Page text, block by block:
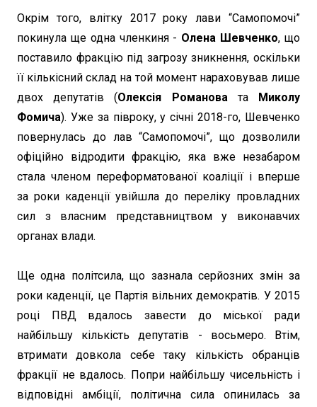
Окрім того, влітку 2017 року лави “Самопомочі”
покинула ще одна членкиня - Олена Шевченко, що
поставило фракцію під загрозу зникнення, оскільки
її кількісний склад на той момент нараховував лише
двох депутатів (Олексія РомановатаМиколу
Фомича). Уже за півроку, у січні 2018-го, Шевченко
повернулась до лав “Самопомочі”, що дозволили
офіційно відродити фракцію, яка вже незабаром
стала членом переформатованої коаліції і вперше
за роки каденції увійшла до переліку провладних
сил з власним представництвом у виконавчих
органах влади.
Ще одна політсила, що зазнала серйозних змін за
роки каденції, це Партія вільних демократів. У 2015
році ПВД вдалось завести до міської ради
найбільшу кількість депутатів - восьмеро. Втім,
втримати довкола себе таку кількість обранців
фракції не вдалось. Попри найбільшу чисельність і
відповідні амбіції, політична сила опинилась за